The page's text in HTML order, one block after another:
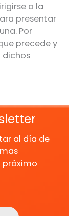
a la
presentar
Por
precede y
dichos
al día de
próximo